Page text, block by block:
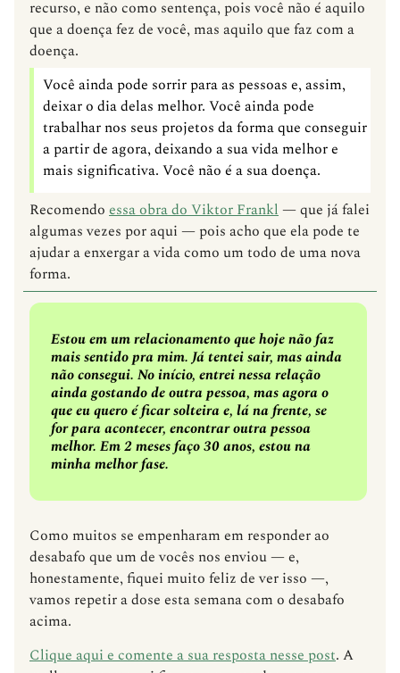
recurso, e não como sentença, pois você não é aquilo
que a doença fez de você, mas aquilo que faz com a
doença.
Você ainda pode sorrir para as pessoas e, assim,
deixar o dia delas melhor. Você ainda pode
trabalhar nos seus projetos da forma que conseguir
a partir de agora, deixando a sua vida melhor e
mais significativa. Você não é a sua doença.
Recomendo essa obra do Viktor Frankl— que já falei
algumas vezes por aqui — pois acho que ela pode te
ajudar a enxergar a vida como um todo de uma nova
forma.
Estou em um relacionamento que hoje não faz
mais sentido pra mim. Já tentei sair, mas ainda
não consegui. No início, entrei nessa relação
ainda gostando de outra pessoa, mas agora o
que eu quero é ficar solteira e, lá na frente, se
for para acontecer, encontrar outra pessoa
melhor. Em 2 meses faço 30 anos, estou na
minha melhor fase.
Como muitos se empenharam em responder ao
desabafo que um de vocês nos enviou — e,
honestamente, fiquei muito feliz de ver isso —,
vamos repetir a dose esta semana com o desabafo
acima.
Clique aqui e comente a sua resposta nesse post. A